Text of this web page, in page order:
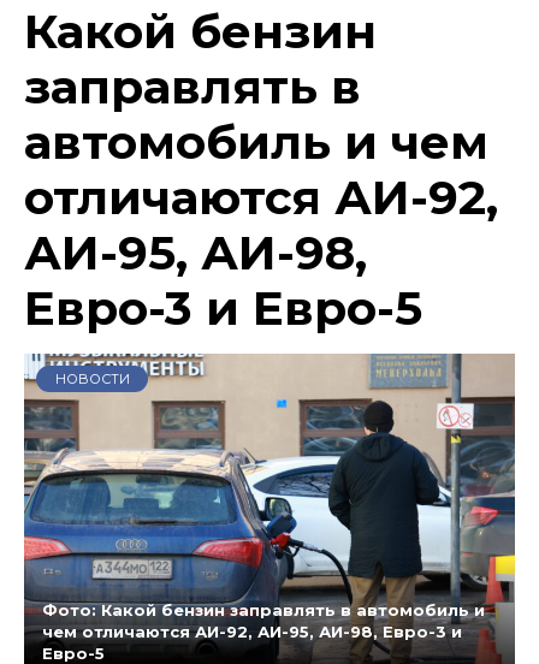
Какой бензин
заправлять в
автомобиль и чем
отличаются АИ-92,
АИ-95, АИ-98,
Евро-3 и Евро-5
НОВОСТИ
Фото: Какой бензин заправлять в автомобиль и
чем отличаются АИ-92, АИ-95, АИ-98, Евро-3 и
Евро-5